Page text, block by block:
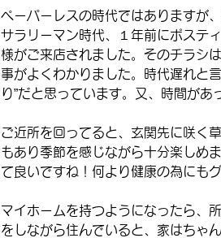
ペーパーレスの時代ではありますが
サラリーマン時代、１年前にポステ
様がご来店されました。そのチラシ
事がよくわかりました。時代遅れと
り”だと思っています。又、時間があ
ご近所を回ってると、玄関先に咲く
もあり季節を感じながら十分楽しめ
て良いですね！何より健康の為にも
マイホームを持つようになったら、
をしながら住んでいると、家はちゃ